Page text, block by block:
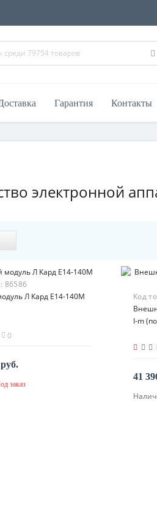
Гарантия Контакты
электронной
86586
Л Кард E14-140M
0
заказ
Код
I-m
41